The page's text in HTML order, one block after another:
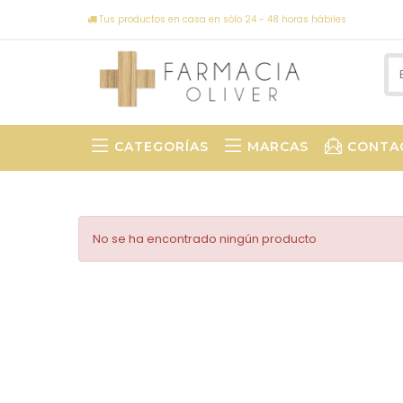
Tus productos en casa en sólo 24 - 48 horas hábiles
CATEGORÍAS MARCAS
No se ha encontrado ningún producto